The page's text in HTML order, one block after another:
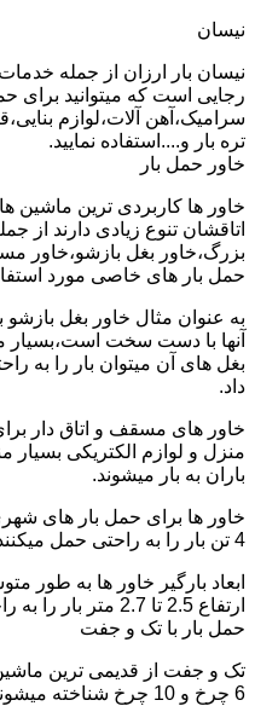
نیسان
نیسان بار ارزان از جمله
رجایی است که میتوانید برای
سرامیک،آهن آلات،لوازم
تره بار و....استفاده نمایید.
خاور حمل بار
خاور ها کاربردی ترین ماشین
اتاقشان تنوع زیادی دارند از
بزرگ،خاور بغل بازشو،خاور
حمل بار های خاصی مورد
به عنوان مثال خاور بغل
آنها با دست سخت است،بسیار
بغل های آن میتوان بار را به
داد.
خاور های مسقف و اتاق دار
منزل و لوازم الکتریکی بسیار
باران به بار میشوند.
خاور ها برای حمل بار های
4 تن بار را به راحتی حمل میکنند.
ارتفاع 2.5 تا 2.7 متر بار را به راحتی میتوان روی آنها قرار داد.
حمل بار با تک و جفت
تک و جفت از قدیمی ترین
6 چرخ و 10 چرخ شناخته میشوند.